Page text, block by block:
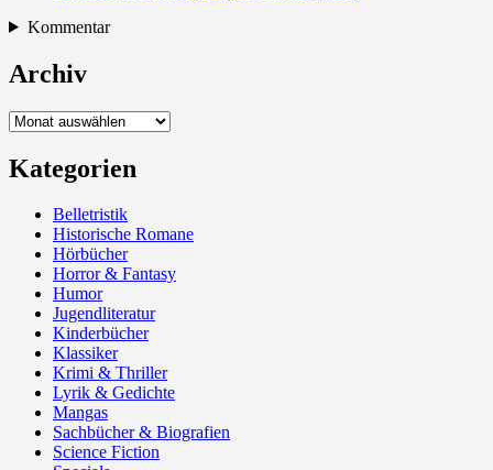
Kommentar
Archiv
Archiv
Kategorien
Belletristik
Historische Romane
Hörbücher
Horror & Fantasy
Humor
Jugendliteratur
Kinderbücher
Klassiker
Krimi & Thriller
Lyrik & Gedichte
Mangas
Sachbücher & Biografien
Science Fiction